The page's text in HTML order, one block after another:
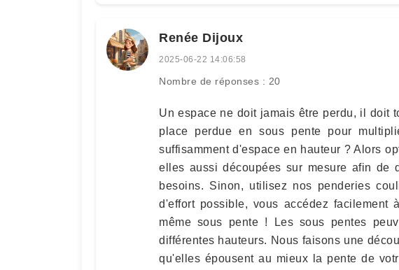
Renée Dijoux
2025-06-22 14:06:58
Nombre de réponses : 20
Un espace ne doit jamais être perdu, il doit
place perdue en sous pente pour
suffisamment d'espace en hauteur ? Alors
elles aussi découpées sur mesure afin de
besoins. Sinon, utilisez nos penderies
d'effort possible, vous accédez facilement
même sous pente ! Les sous pentes
différentes hauteurs. Nous faisons une
qu'elles épousent au mieux la pente de